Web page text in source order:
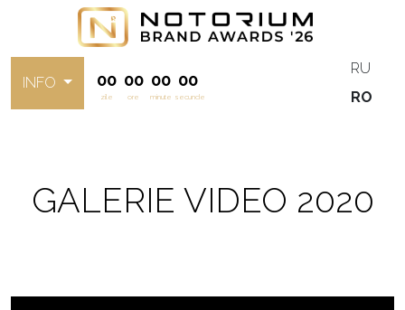
INFO 00
zile
00
ore
00
minute
00
secunde
RU
RO
GALERIE VIDEO 2020